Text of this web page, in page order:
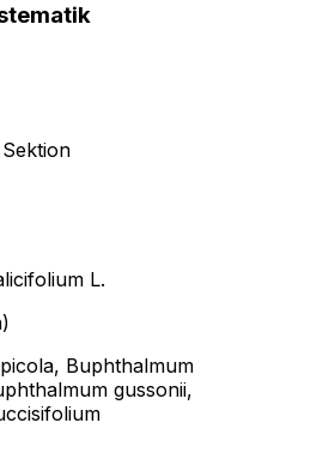
L.
Buphthalmum
gussonii,